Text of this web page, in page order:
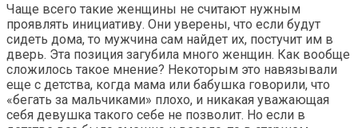
Чаще всего такие женщины не считают нужным
проявлять инициативу. Они уверены, что если будут
сидеть дома, то мужчина сам найдет их, постучит им в
дверь. Эта позиция загубила много женщин. Как вообще
сложилось такое мнение? Некоторым это навязывали
еще с детства, когда мама или бабушка говорили, что
«бегать за мальчиками» плохо, и никакая уважающая
себя девушка такого себе не позволит. Но если в